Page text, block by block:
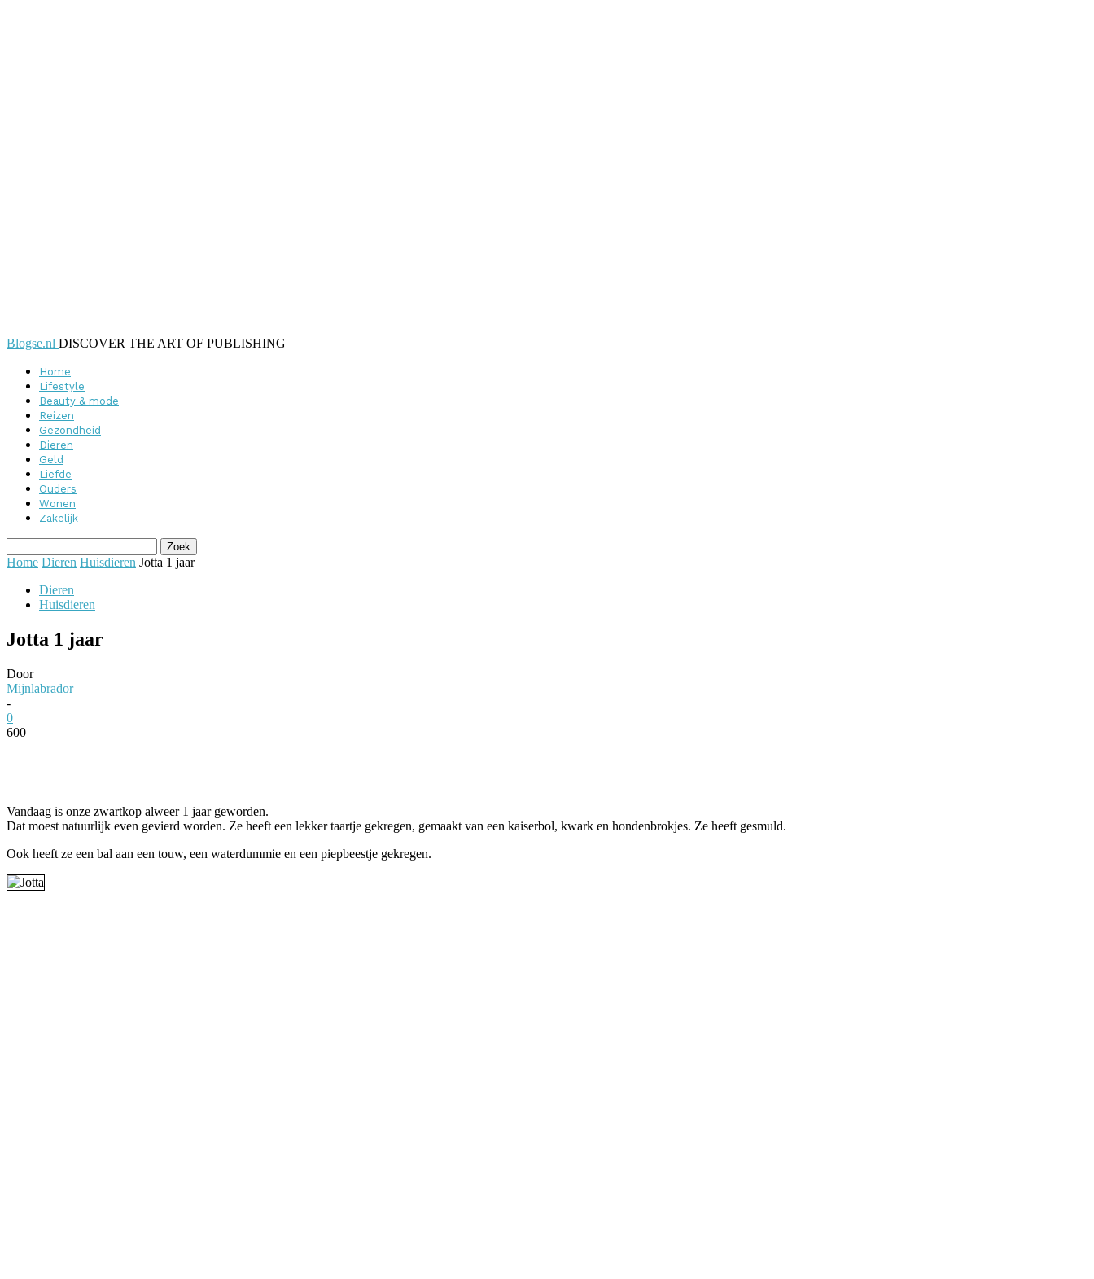
Blogse.nl DISCOVER THE ART OF PUBLISHING
Home
Lifestyle
Beauty & mode
Reizen
Gezondheid
Dieren
Geld
Liefde
Ouders
Wonen
Zakelijk
Home Dieren Huisdieren Jotta 1 jaar
Dieren
Huisdieren
Jotta 1 jaar
Door
Mijnlabrador
-
0
600
Vandaag is onze zwartkop alweer 1 jaar geworden.
Dat moest natuurlijk even gevierd worden. Ze heeft een lekker taartje gekregen, gemaakt van een kaiserbol, kwark en hondenbrokjes. Ze heeft gesmuld.
Ook heeft ze een bal aan een touw, een waterdummie en een piepbeestje gekregen.